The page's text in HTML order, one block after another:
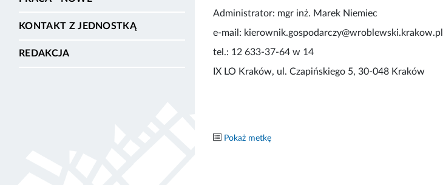
KONTAKT Z JEDNOSTKĄ
REDAKCJA
Administrator: mgr inż. Marek Niemiec
e-mail: kierownik.gospodarczy@wroblewski.krakow.pl
tel.: 12 633-37-64 w 14
IX LO Kraków, ul. Czapińskiego 5, 30-048 Kraków
Pokaż metkę